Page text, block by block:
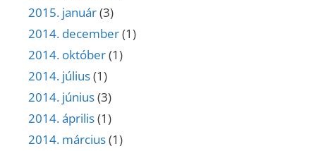
2015. január(3)
2014. december(1)
2014. október(1)
2014. július(1)
2014. június(3)
2014. április(1)
2014. március(1)